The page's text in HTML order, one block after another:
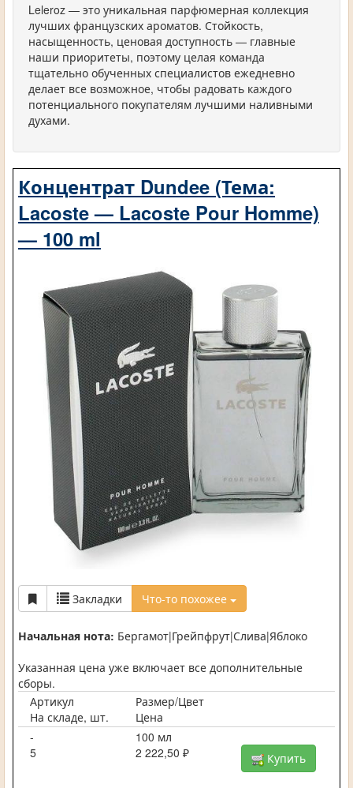
Leleroz — это уникальная парфюмерная коллекция
лучших французских ароматов. Стойкость,
насыщенность, ценовая доступность — главные
наши приоритеты, поэтому целая команда
тщательно обученных специалистов ежедневно
делает все возможное, чтобы радовать каждого
потенциального покупателям лучшими наливными
духами.
Концентрат Dundee (Тема:
Lacoste — Lacoste Pour Homme)
— 100 ml
Закладки Что-то похожее
Начальная нота: Бергамот|Грейпфрут|Слива|Яблоко
Указанная цена уже включает все дополнительные
сборы.
Артикул
Размер/Цвет
На складе, шт.
Цена
-
100 мл
5
2 222,50 ₽ Купить